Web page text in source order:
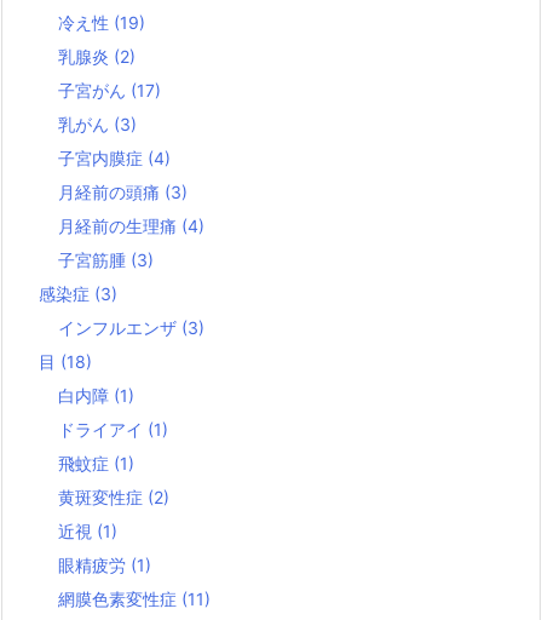
冷え性 (19)
乳腺炎 (2)
子宮がん (17)
乳がん (3)
子宮内膜症 (4)
月経前の頭痛 (3)
月経前の生理痛 (4)
子宮筋腫 (3)
感染症 (3)
インフルエンザ (3)
目 (18)
白内障 (1)
ドライアイ (1)
飛蚊症 (1)
黄斑変性症 (2)
近視 (1)
眼精疲労 (1)
網膜色素変性症 (11)